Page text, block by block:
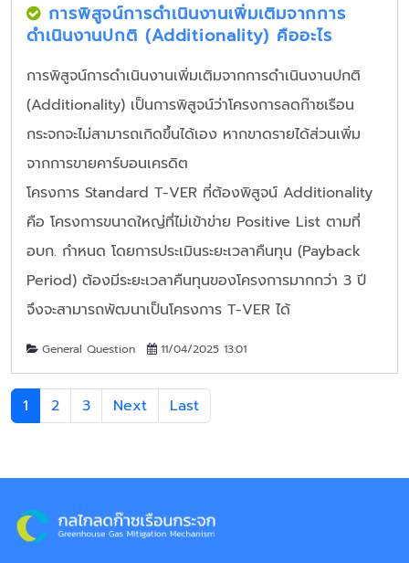
การพิสูจน์การดำเนินงานเพิ่มเติมจากการ
ดำเนินงานปกติ (Additionality) คืออะไร
การพิสูจน์การดำเนินงานเพิ่มเติมจากการดำเนินงานปกติ
(Additionality) เป็นการพิสูจน์ว่าโครงการลดก๊าซเรือน
กระจกจะไม่สามารถเกิดขึ้นได้เอง หากขาดรายได้ส่วนเพิ่ม
จากการขายคาร์บอนเครดิต
โครงการ Standard T-VER ที่ต้องพิสูจน์ Additionality
คือ โครงการขนาดใหญ่ที่ไม่เข้าข่าย Positive List ตามที่
อบก. กำหนด โดยการประเมินระยะเวลาคืนทุน (Payback
Period) ต้องมีระยะเวลาคืนทุนของโครงการมากกว่า 3 ปี
จึงจะสามารถพัฒนาเป็นโครงการ T-VER ได้
General Question 11/04/2025 13:01
1 2 3 Next Last